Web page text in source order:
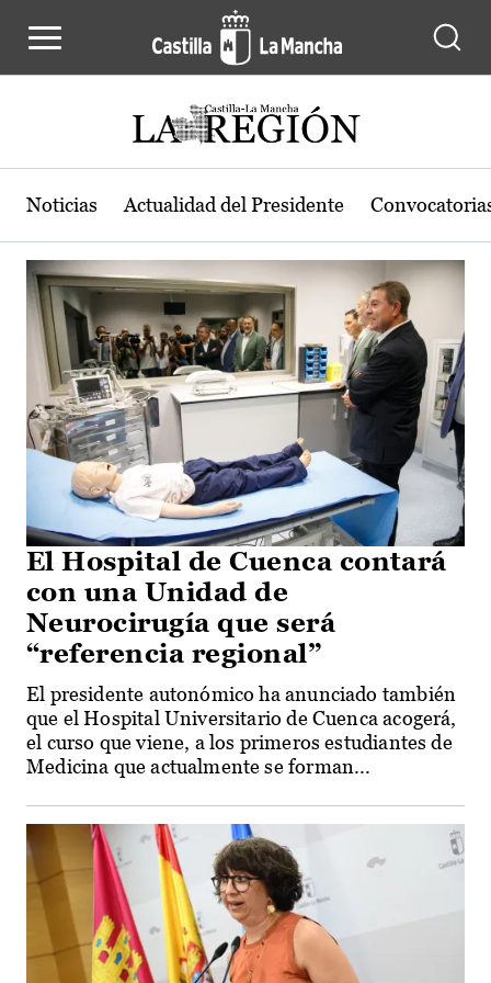
Actualidad de la región de Castilla-
Noticias Actualidad del Presidente
El Hospital de Cuenca contará
con una Unidad de
Neurocirugía que será
“referencia regional”
El presidente autonómico ha anunciado también
que el Hospital Universitario de Cuenca acogerá,
el curso que viene, a los primeros estudiantes de
Medicina que actualmente se forman...